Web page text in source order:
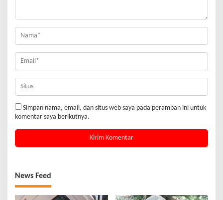
Simpan nama, email, dan situs web saya pada peramban ini untuk
komentar saya berikutnya.
News Feed